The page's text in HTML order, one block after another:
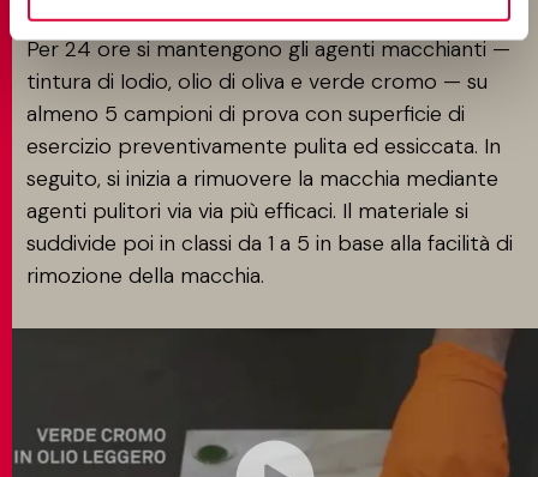
facilità di rimozione di macchie di diversa origine.
Per 24 ore si mantengono gli agenti macchianti —
tintura di Iodio, olio di oliva e verde cromo — su
almeno 5 campioni di prova con superficie di
esercizio preventivamente pulita ed essiccata. In
seguito, si inizia a rimuovere la macchia mediante
agenti pulitori via via più efficaci. Il materiale si
suddivide poi in classi da 1 a 5 in base alla facilità di
rimozione della macchia.